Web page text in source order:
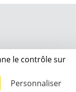
le contrôle sur
Personnaliser